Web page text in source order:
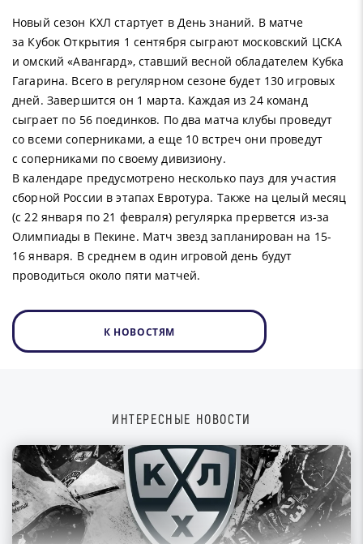
Новый сезон КХЛ стартует в День знаний. В матче
за Кубок Открытия 1 сентября сыграют московский ЦСКА
и омский «Авангард», ставший весной обладателем Кубка
Гагарина. Всего в регулярном сезоне будет 130 игровых
дней. Завершится он 1 марта. Каждая из 24 команд
сыграет по 56 поединков. По два матча клубы проведут
со всеми соперниками, а еще 10 встреч они проведут
с соперниками по своему дивизиону.
В календаре предусмотрено несколько пауз для участия
сборной России в этапах Евротура. Также на целый месяц
(с 22 января по 21 февраля) регулярка прервется из-за
Олимпиады в Пекине. Матч звезд запланирован на 15-
16 января. В среднем в один игровой день будут
проводиться около пяти матчей.
К НОВОСТЯМ
ИНТЕРЕСНЫЕ НОВОСТИ